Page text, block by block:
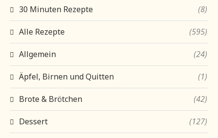
30 Minuten Rezepte (8)
Alle Rezepte (595)
Allgemein (24)
Äpfel, Birnen und Quitten (1)
Brote & Brötchen (42)
Dessert (127)